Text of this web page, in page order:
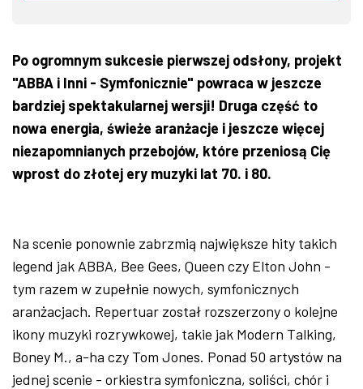
Po ogromnym sukcesie pierwszej odsłony, projekt
"ABBA i Inni - Symfonicznie" powraca w jeszcze
bardziej spektakularnej wersji! Druga część to
nowa energia, świeże aranżacje i jeszcze więcej
niezapomnianych przebojów, które przeniosą Cię
wprost do złotej ery muzyki lat 70. i 80.
Na scenie ponownie zabrzmią największe hity takich
legend jak ABBA, Bee Gees, Queen czy Elton John -
tym razem w zupełnie nowych, symfonicznych
aranżacjach. Repertuar został rozszerzony o kolejne
ikony muzyki rozrywkowej, takie jak Modern Talking,
Boney M., a-ha czy Tom Jones. Ponad 50 artystów na
jednej scenie - orkiestra symfoniczna, soliści, chór i